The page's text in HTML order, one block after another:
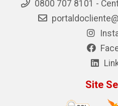
0800 707 8101 -
Site